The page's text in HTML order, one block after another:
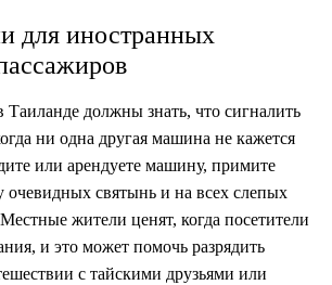
для иностранных
должны знать, что сигналить
ни одна другая машина не кажется
или арендуете машину, примите
очевидных святынь и на всех слепых
жители ценят, когда посетители
и это может помочь разрядить
с тайскими друзьями или